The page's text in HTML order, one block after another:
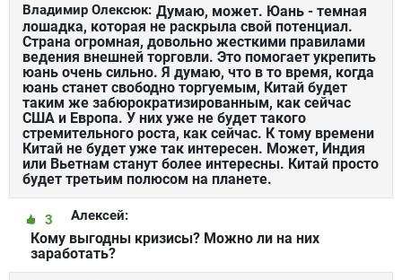
Владимир Олексюк: Думаю, может. Юань - темная
лошадка, которая не раскрыла свой потенциал.
Страна огромная, довольно жесткими правилами
ведения внешней торговли. Это помогает укрепить
юань очень сильно. Я думаю, что в то время, когда
юань станет свободно торгуемым, Китай будет
таким же забюрократизированным, как сейчас
США и Европа. У них уже не будет такого
стремительного роста, как сейчас. К тому времени
Китай не будет уже так интересен. Может, Индия
или Вьетнам станут более интересны. Китай просто
будет третьим полюсом на планете.
Алексей:
3
Кому выгодны кризисы? Можно ли на них
заработать?